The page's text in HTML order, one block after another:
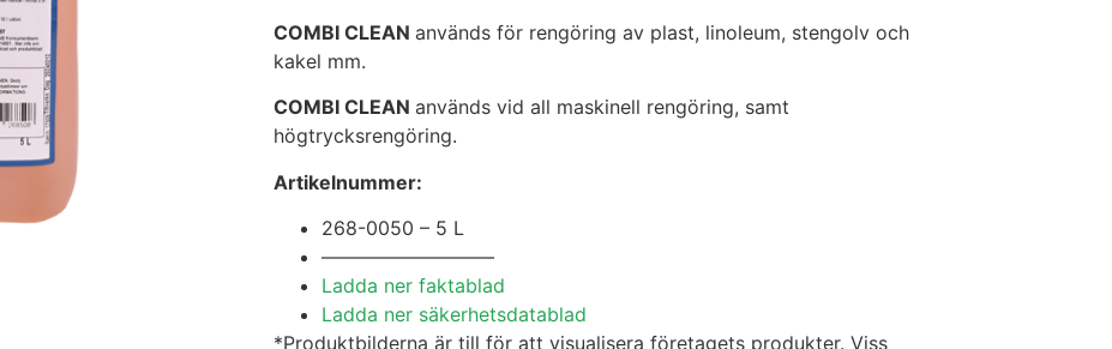
COMBI CLEAN används för rengöring av plast, linoleum, stengolv och
kakel mm.
COMBI CLEAN används vid all maskinell rengöring, samt
högtrycksrengöring.
Artikelnummer:
268-0050 – 5 L
—————————
Ladda ner faktablad
Ladda ner säkerhetsdatablad
*Produktbilderna är till för att visualisera företagets produkter. Viss